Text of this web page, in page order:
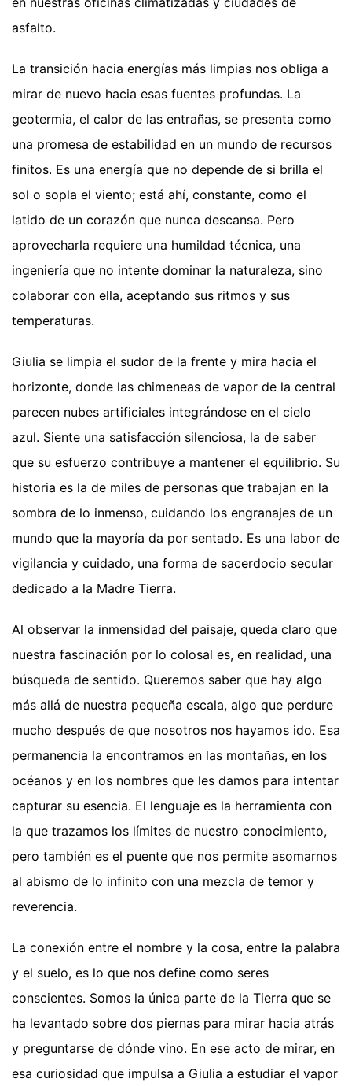
asfalto.
La transición hacia energías más limpias nos obliga a
mirar de nuevo hacia esas fuentes profundas. La
geotermia, el calor de las entrañas, se presenta como
una promesa de estabilidad en un mundo de recursos
finitos. Es una energía que no depende de si brilla el
sol o sopla el viento; está ahí, constante, como el
latido de un corazón que nunca descansa. Pero
aprovecharla requiere una humildad técnica, una
ingeniería que no intente dominar la naturaleza, sino
colaborar con ella, aceptando sus ritmos y sus
temperaturas.
Giulia se limpia el sudor de la frente y mira hacia el
horizonte, donde las chimeneas de vapor de la central
parecen nubes artificiales integrándose en el cielo
azul. Siente una satisfacción silenciosa, la de saber
que su esfuerzo contribuye a mantener el equilibrio. Su
historia es la de miles de personas que trabajan en la
sombra de lo inmenso, cuidando los engranajes de un
mundo que la mayoría da por sentado. Es una labor de
vigilancia y cuidado, una forma de sacerdocio secular
dedicado a la Madre Tierra.
Al observar la inmensidad del paisaje, queda claro que
nuestra fascinación por lo colosal es, en realidad, una
búsqueda de sentido. Queremos saber que hay algo
más allá de nuestra pequeña escala, algo que perdure
mucho después de que nosotros nos hayamos ido. Esa
permanencia la encontramos en las montañas, en los
océanos y en los nombres que les damos para intentar
capturar su esencia. El lenguaje es la herramienta con
la que trazamos los límites de nuestro conocimiento,
pero también es el puente que nos permite asomarnos
al abismo de lo infinito con una mezcla de temor y
reverencia.
La conexión entre el nombre y la cosa, entre la palabra
y el suelo, es lo que nos define como seres
conscientes. Somos la única parte de la Tierra que se
ha levantado sobre dos piernas para mirar hacia atrás
y preguntarse de dónde vino. En ese acto de mirar, en
esa curiosidad que impulsa a Giulia a estudiar el vapor